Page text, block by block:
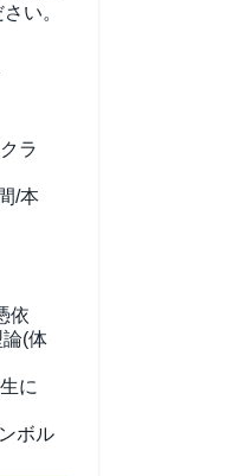
い。
ラ
/本
依
(体
に
ボル